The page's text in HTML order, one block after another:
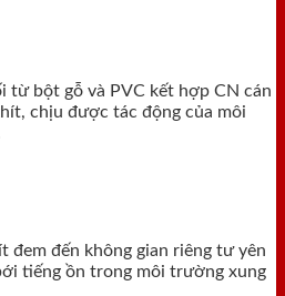
từ bột gỗ và PVC kết hợp CN cán
chịu được tác động của môi
đem đến không gian riêng tư yên
tiếng ồn trong môi trường xung